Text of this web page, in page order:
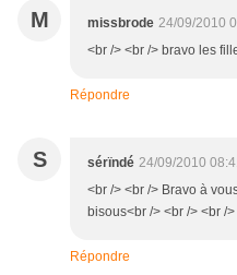
M missbrode 24/09/2010
<br /> <br /> bravo les
Répondre
S sérïndé 24/09/2010
<br /> <br /> Bravo à
bisous<br /> <br /> <br /
Répondre